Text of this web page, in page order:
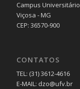
Campus Universitário
Viçosa - MG
CEP: 36570-900
CONTATOS
TEL: (31) 3612-4616
E-MAIL: dzo@ufv.br